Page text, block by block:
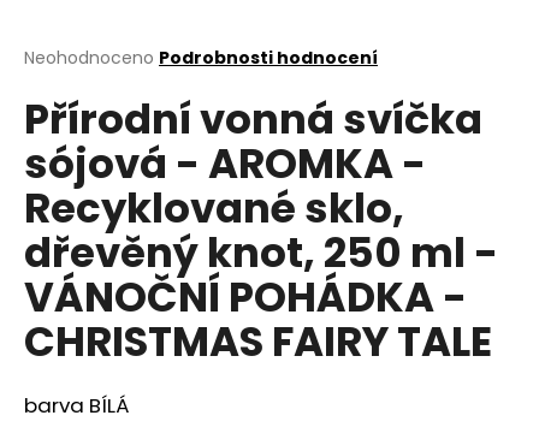
Průměrné
produktu
je
z
5
hvězdiček.
Neohodnoceno Podrobnosti hodnocení
Přírodní vonná svíčka
sójová - AROMKA -
Recyklované sklo,
dřevěný knot, 250 ml -
VÁNOČNÍ POHÁDKA -
CHRISTMAS FAIRY TALE
barva BÍLÁ
j
t
?
HLEDAT
o